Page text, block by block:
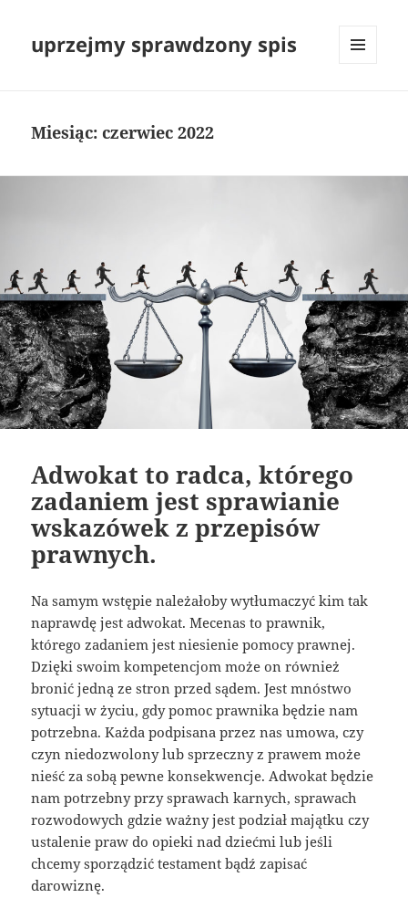
uprzejmy sprawdzony spis
Miesiąc:czerwiec 2022
Adwokat to radca, którego
zadaniem jest sprawianie
wskazówek z przepisów
prawnych.
Na samym wstępie należałoby wytłumaczyć kim tak
naprawdę jest adwokat. Mecenas to prawnik,
którego zadaniem jest niesienie pomocy prawnej.
Dzięki swoim kompetencjom może on również
bronić jedną ze stron przed sądem. Jest mnóstwo
sytuacji w życiu, gdy pomoc prawnika będzie nam
potrzebna. Każda podpisana przez nas umowa, czy
czyn niedozwolony lub sprzeczny z prawem może
nieść za sobą pewne konsekwencje. Adwokat będzie
nam potrzebny przy sprawach karnych, sprawach
rozwodowych gdzie ważny jest podział majątku czy
ustalenie praw do opieki nad dziećmi lub jeśli
chcemy sporządzić testament bądź zapisać
darowiznę.